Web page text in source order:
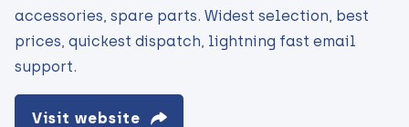
accessories, spare parts. Widest selection, best
prices, quickest dispatch, lightning fast email
support.
Visit website